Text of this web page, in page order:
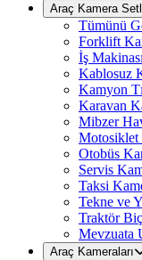
Araç Kamera
Tümünü
Forklift
İş
Kablosuz
Kamyon
Karavan
Mibzer
Motosiklet
Otobüs
Servis
Taksi
Tekne ve
Traktör
Mevzuata
Araç Kameraları